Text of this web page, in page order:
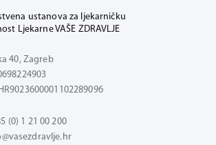
ustanova za ljekarničku
Ljekarne VAŠE ZDRAVLJE
40, Zagreb
(0) 1 21 00 200